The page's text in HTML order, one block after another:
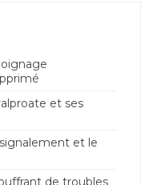
et ses
et le
de troubles